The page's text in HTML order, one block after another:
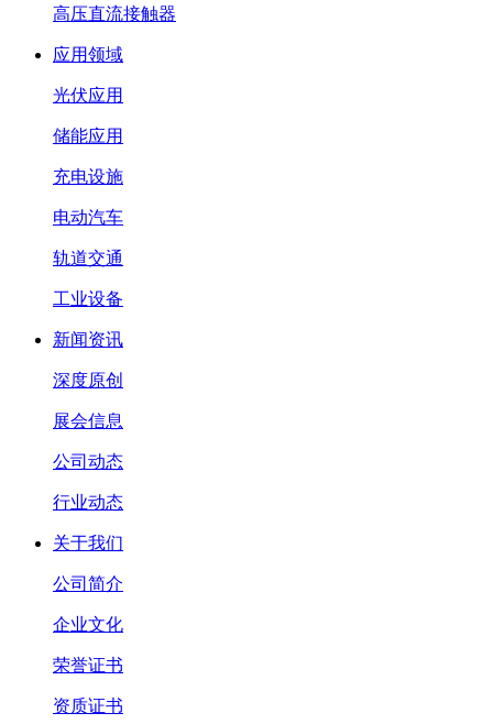
高压直流接触器
应用领域
光伏应用
储能应用
充电设施
电动汽车
轨道交通
工业设备
新闻资讯
深度原创
展会信息
公司动态
行业动态
关于我们
公司简介
企业文化
荣誉证书
资质证书